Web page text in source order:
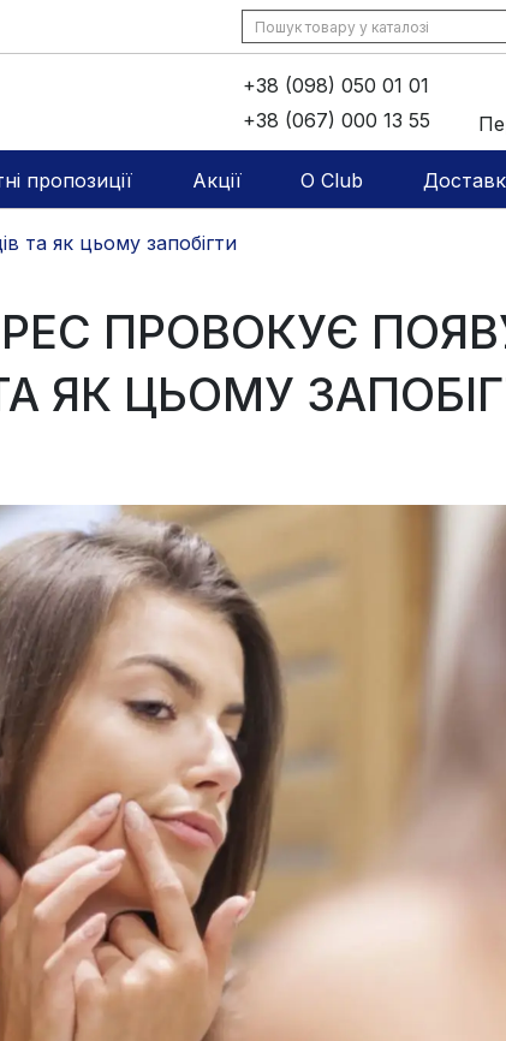
+38 (098) 050 01 01
+38 (067) 000 13 55
пропозиції Акції O Club
та як цьому запобігти
ПРОВОКУЄ
ЯК ЦЬОМУ